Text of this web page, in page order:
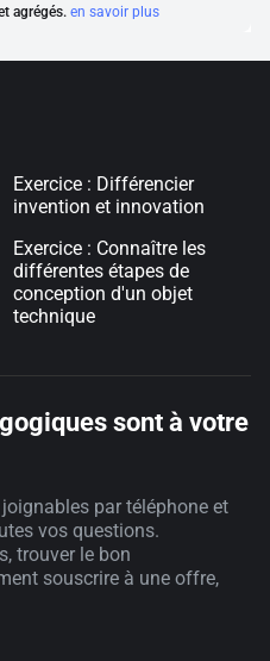
agrégés. en savoir plus
Exercice : Différencier
invention et innovation
Exercice : Connaître les
différentes étapes de
conception d'un objet
technique
sont à votre
par téléphone et
vos questions.
trouver le bon
souscrire à une offre,